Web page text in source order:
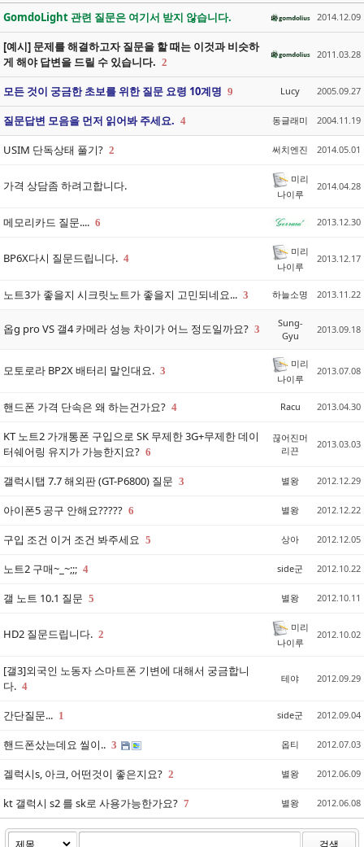
GomdoLight 관련 질문은 여기서 받지 않습니다. 2014.12.09
[예시] 문제를 해결하고자 질문을 할 때는 이것과 비슷하
게 해야 답변을 드릴 수 있습니다. 2
2011.03.28
모든 것이 궁금한 초보를 위한 질문 요령 10계명 9 Lucy 2005.09.27
질문답변 모음을 먼저 읽어봐 주세요. 4 동글래미 2004.11.19
USIM 단독상태 풀기? 2 써치엔진 2014.05.01
가격 상담좀 하려고합니다.
미리
나이루
2014.04.28
메모리카드 질문.... 6 2013.12.30
BP6X다시 질문드립니다. 4
미리
나이루
2013.12.17
노트3가 좋을지 시크릿노트가 좋을지 고민되네요... 3 하늘소명 2013.11.22
옵g pro VS 갤4 카메라 성능 차이가 어느 정도일까요? 3
Sung-
Gyu
2013.09.18
모토로라 BP2X 배터리 말인대요. 3
미리
나이루
2013.07.08
핸드폰 가격 단속은 왜 하는건가요? 4 Racu 2013.04.30
KT 노트2 가개통폰 구입으로 SK 무제한 3G+무제한 데이
터쉐어링 유지가 가능한지요? 6
끊어진머
리끈
2013.03.03
갤럭시탭 7.7 해외판 (GT-P6800) 질문 3 별왕 2012.12.29
아이폰5 공구 안해요????? 6 별왕 2012.12.22
구입 조건 이거 조건 봐주세요 5 상아 2012.12.05
노트2 구매~_~;;; 4 side군 2012.10.22
갤 노트 10.1 질문 5 별왕 2012.10.11
HD2 질문드립니다. 2
미리
나이루
2012.10.02
[갤3]외국인 노동자 스마트폰 기변에 대해서 궁금합니
다. 4
테야 2012.09.29
간단질문... 1 side군 2012.09.04
핸드폰샀는데요 씰이.. 3 옵티 2012.07.03
겔럭시s, 아크, 어떤것이 좋은지요? 2 별왕 2012.06.09
kt 갤럭시 s2 를 sk로 사용가능한가요? 7 별왕 2012.06.08
검색